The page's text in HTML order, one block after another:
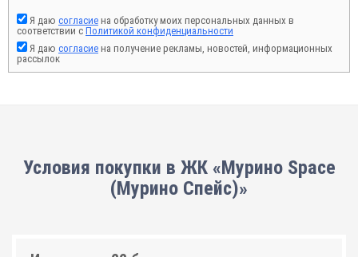
Я даю согласие на обработку моих персональных данных в
соответствии с Политикой конфиденциальности
Я даю согласие на получение рекламы, новостей, информационных
рассылок
Условия покупки в ЖК «Мурино Space
(Мурино Спейс)»